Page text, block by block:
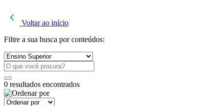
Voltar ao início
Filtre a sua busca por conteúdos:
0 resultados encontrados